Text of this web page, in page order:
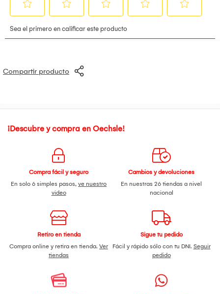
Compartir producto
¡Descubre y compra en Oechsle!
Compra fácil y seguro
En solo 6 simples pasos, ve nuestro
video
Cambios y devoluciones
En nuestras 26 tiendas a nivel
nacional
Retiro en tienda
Compra online y retira en tienda. Ver
tiendas
Sigue tu pedido
Fácil y rápido sólo con tu DNI. Seguir
pedido